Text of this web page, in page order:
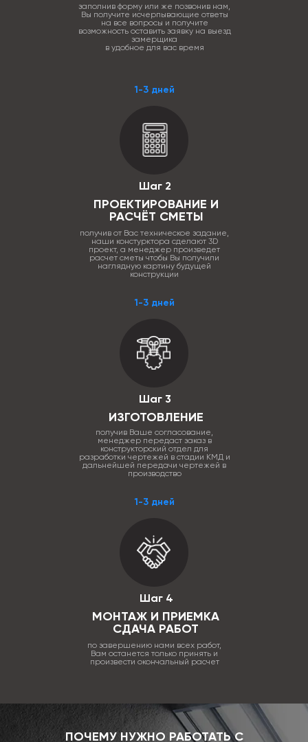
1-3 дней
Шаг 4
МОНТАЖ И ПРИЕМКА
СДАЧА РАБОТ
по завершению нами всех работ,
Вам останется только принять и
произвести окончальный расчет
1-3 дней
Шаг 3
ИЗГОТОВЛЕНИЕ
получив Ваше согласование,
менеджер передаст заказ в
конструкторский отдел для
разработки чертежей в стадии КМД и
дальнейшей передачи чертежей в
производство
1-3 дней
Шаг 2
ПРОЕКТИРОВАНИЕ И
РАСЧЁТ СМЕТЫ
получив от Вас техническое задание,
наши констурктора сделают 3D
проект, а менеджер произведет
расчет сметы чтобы Вы получили
наглядную картину будущей
конструкции
заполнив форму или же позвонив нам,
Вы получите исчерпывающие ответы
на все вопросы и получите
возможность оставить заявку на выезд
замерщика
в удобное для вас время
ПОЧЕМУ НУЖНО РАБОТАТЬ С